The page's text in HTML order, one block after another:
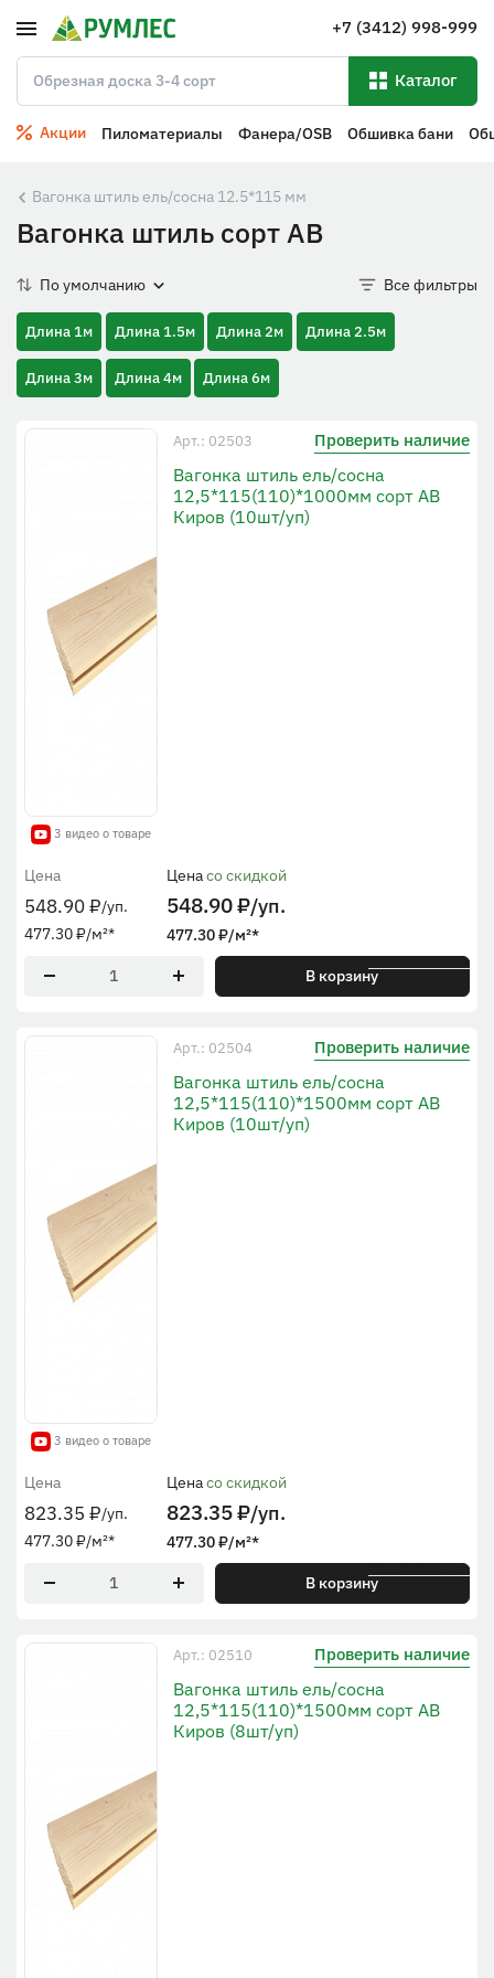
+7 (3412) 998-999
Каталог
Акции Пиломатериалы Фанера/OSB Обшивка бани
Вагонка штиль ель/сосна 12.5*115 мм
Вагонка штиль сорт АВ
По умолчанию Все фильтры
Длина 1м Длина 1.5м Длина 2м Длина 2.5м
Длина 3м Длина 4м Длина 6м
3 видео о товаре
Арт.: 02503 Проверить наличие
Вагонка штиль ель/сосна
12,5*115(110)*1000мм сорт АВ
Киров (10шт/уп)
Цена
548.90₽/уп.
477.30₽/м²*
Ценасо скидкой
548.90₽/уп.
477.30₽/м²*
* По общей ширине
В корзину
3 видео о товаре
Арт.: 02504 Проверить наличие
Вагонка штиль ель/сосна
12,5*115(110)*1500мм сорт АВ
Киров (10шт/уп)
Цена
823.35 ₽/уп.
477.30₽/м²*
Ценасо скидкой
823.35₽/уп.
477.30₽/м²*
* По общей ширине
В корзину
Арт.: 02510 Проверить наличие
Вагонка штиль ель/сосна
12,5*115(110)*1500мм сорт АВ
Киров (8шт/уп)